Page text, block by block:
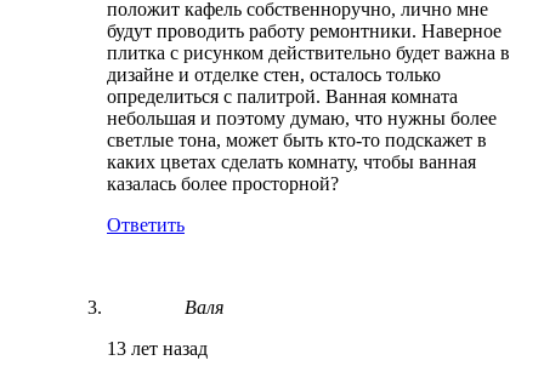
положит кафель собственноручно, лично мне
будут проводить работу ремонтники. Наверное
плитка с рисунком действительно будет важна в
дизайне и отделке стен, осталось только
определиться с палитрой. Ванная комната
небольшая и поэтому думаю, что нужны более
светлые тона, может быть кто-то подскажет в
каких цветах сделать комнату, чтобы ванная
казалась более просторной?
Ответить
Валя
13 лет назад